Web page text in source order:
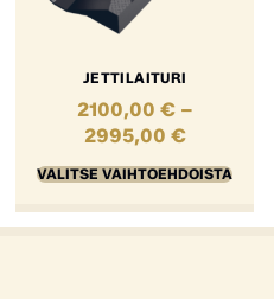
JETTILAITURI
2100,00 € –
2995,00 €
VALITSE VAIHTOEHDOISTA